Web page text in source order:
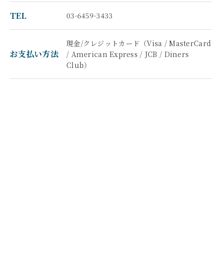
TEL 03-6459-3433
お支払い方法
現金/クレジットカード（Visa / MasterCard
/ American Express / JCB / Diners
Club）